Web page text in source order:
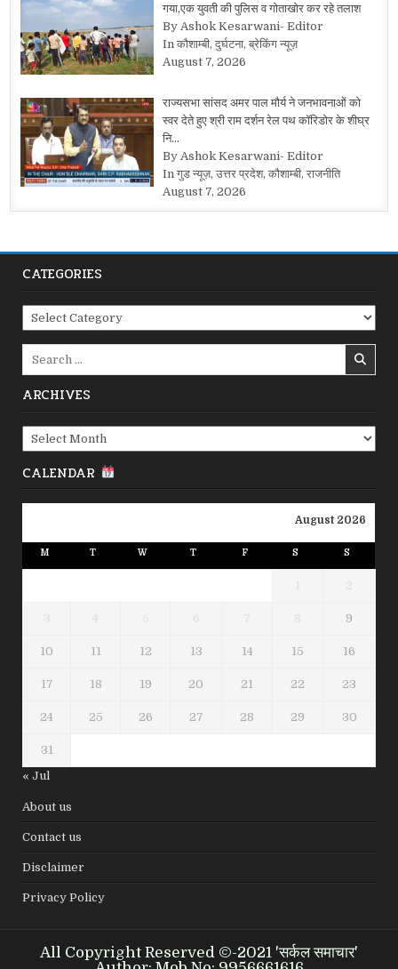
गया,एक युवती की पुलिस व गोताखोर कर रहे तलाश
By Ashok Kesarwani- Editor
In कौशाम्बी, दुर्घटना, ब्रेकिंग न्यूज़
August 7, 2026
राज्यसभा सांसद अमर पाल मौर्य ने जनभावनाओं को
स्वर देते हुए श्री राम दर्शन रेल पथ कॉरिडोर के शीघ्र
नि…
By Ashok Kesarwani- Editor
In गुड न्यूज़, उत्तर प्रदेश, कौशाम्बी, राजनीति
August 7, 2026
CATEGORIES
Categories
ARCHIVES
Archives
CALENDAR
August 2026
M T W T F S S
1 2
3 4 5 6 7 8 9
10 11 12 13 14 15 16
17 18 19 20 21 22 23
24 25 26 27 28 29 30
31
« Jul
About us
Contact us
Disclaimer
Privacy Policy
All Copyright Reserved ©-2021 'सर्कल समाचार'